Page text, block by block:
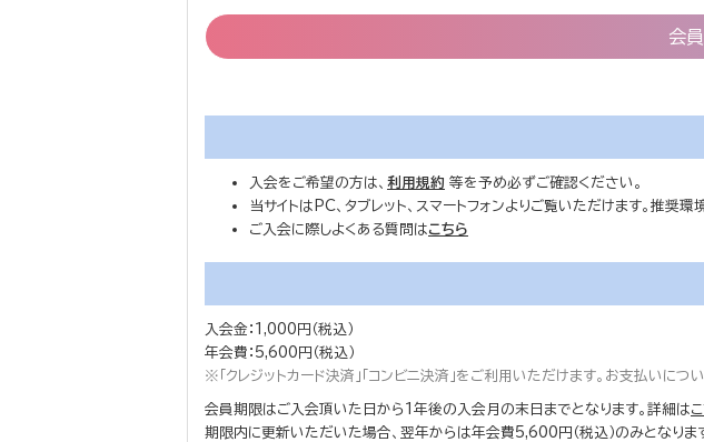
会
入会をご希望の方は、 利用規約 等を予め必ずご確認ください。
当サイトはPC、タブレット、スマートフォンよりご覧いただけます。推奨環
ご入会に際しよくある質問はこちら
入会金：1,000円（税込）
年会費：5,600円（税込）
※「クレジットカード決済」「コンビニ決済」をご利用いただけます。お支払いにつ
会員期限はご入会頂いた日から1年後の入会月の末日までとなります。詳細は
期限内に更新いただいた場合、翌年からは年会費5,600円（税込）のみとなりま